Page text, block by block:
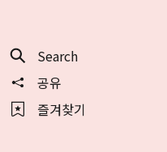
Search
공유
즐겨찾기